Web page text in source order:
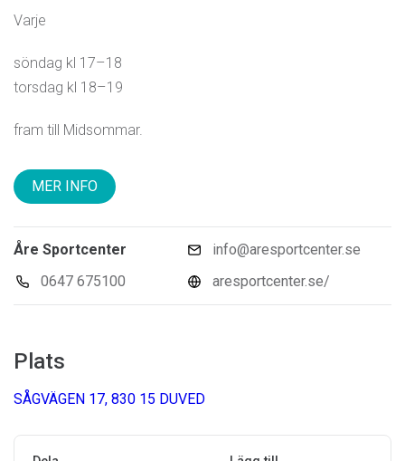
Varje
söndag kl 17–18
torsdag kl 18–19
fram till Midsommar.
MER INFO
Åre Sportcenter
0647 675100
info@aresportcenter.se
aresportcenter.se/
Plats
SÅGVÄGEN 17, 830 15 DUVED